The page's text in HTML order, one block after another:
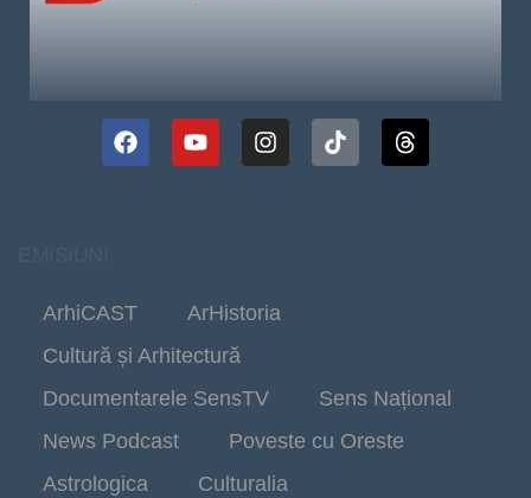
ArhiCAST
ArHistoria
Cultură și Arhitectură
Documentarele SensTV
Sens Național
News Podcast
Poveste cu Oreste
Astrologica
Culturalia